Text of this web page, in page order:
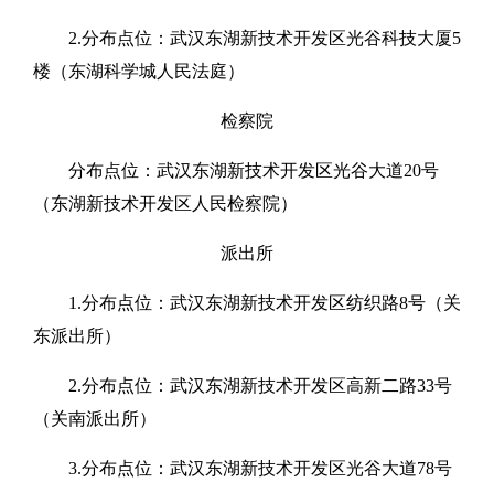
2.分布点位：武汉东湖新技术开发区光谷科技大厦5
楼（东湖科学城人民法庭）
检察院
分布点位：武汉东湖新技术开发区光谷大道20号
（东湖新技术开发区人民检察院）
派出所
1.分布点位：武汉东湖新技术开发区纺织路8号（关
东派出所）
2.分布点位：武汉东湖新技术开发区高新二路33号
（关南派出所）
3.分布点位：武汉东湖新技术开发区光谷大道78号